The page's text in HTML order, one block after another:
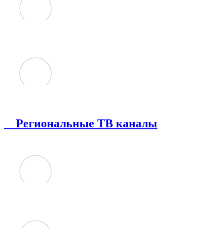
Региональные ТВ каналы